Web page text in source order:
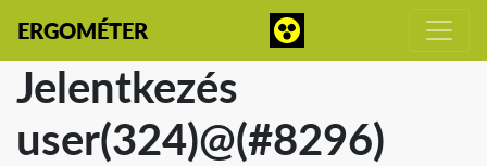
ERGOMÉTER
Jelentkezés
user(324)@(#8296)